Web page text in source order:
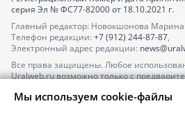
серия Эл № ФС77-82000от 18.10.2021 г.
Главный редактор: Новокшонова
Телефон редакции: +7 (912) 244-87-87,
Электронный адрес редакции:
Все права защищены. Любое
Uralweb.ru возможно только с
По вопросам размещения рекламы
Мы используем cookie-файлы